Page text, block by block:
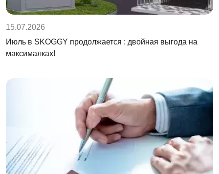
15.07.2026
Июль в SKOGGY продолжается : двойная выгода на
максималках!